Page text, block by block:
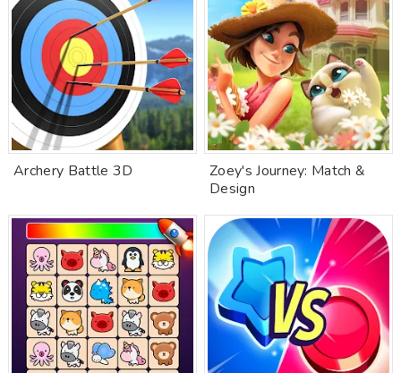
Archery Battle 3D
Zoey's Journey: Match &
Design